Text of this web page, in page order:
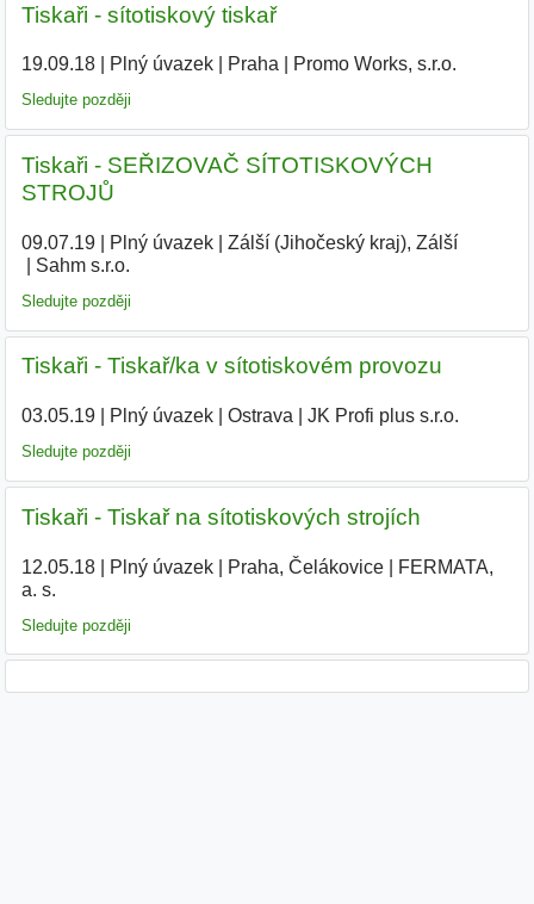
Tiskaři - sítotiskový tiskař
19.09.18| Plný úvazek| Praha Promo Works, s.r.o.
Sledujte později
Tiskaři - SEŘIZOVAČ SÍTOTISKOVÝCH
STROJŮ
09.07.19| Plný úvazek| Zálší (Jihočeský kraj), Zálší|
Sahm s.r.o.
Sledujte později
Tiskaři - Tiskař/ka v sítotiskovém provozu
03.05.19| Plný úvazek| Ostrava JK Profi plus s.r.o.
Sledujte později
Tiskaři - Tiskař na sítotiskových strojích
12.05.18| Plný úvazek| Praha, Čelákovice|
FERMATA,
a. s.
Sledujte později